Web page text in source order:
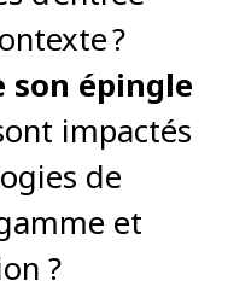
?
épingle
impactés
de
et
?